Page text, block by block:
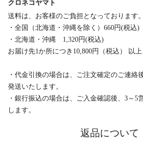
クロネコヤマト
送料は、お客様のご負担となっております。
・全国（北海道・沖縄を除く）660円(税込)
・北海道・沖縄 1,320円(税込)
お届け先1か所につき10,800円（税込） 以上
・代金引換の場合は、ご注文確定のご連絡
発送いたします。
・銀行振込の場合は、ご入金確認後、3～5
します。
返品について